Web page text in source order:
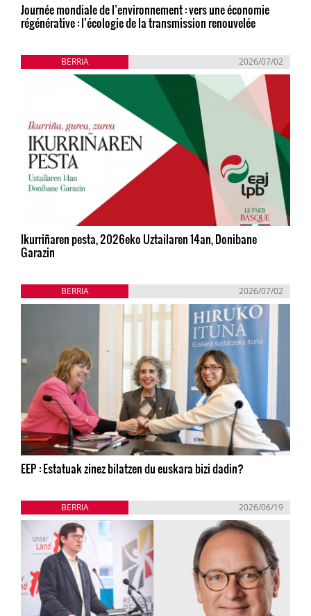
Journée mondiale de l’environnement : vers une économie
régénérative : l’écologie de la transmission renouvelée
BERRIA 2026/07/02
Ikurriñaren pesta, 2026eko Uztailaren 14an, Donibane
Garazin
BERRIA 2026/07/02
EEP : Estatuak zinez bilatzen du euskara bizi dadin?
BERRIA 2026/06/19